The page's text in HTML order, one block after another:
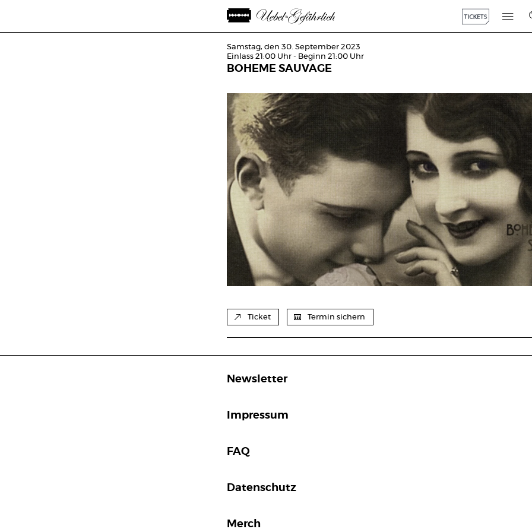
Samstag, den 30. September 2023
Einlass 21:00 Uhr - Beginn 21:00 Uhr
BOHEME SAUVAGE
Ticket Termin sichern
Newsletter
Impressum
FAQ
Datenschutz
Merch